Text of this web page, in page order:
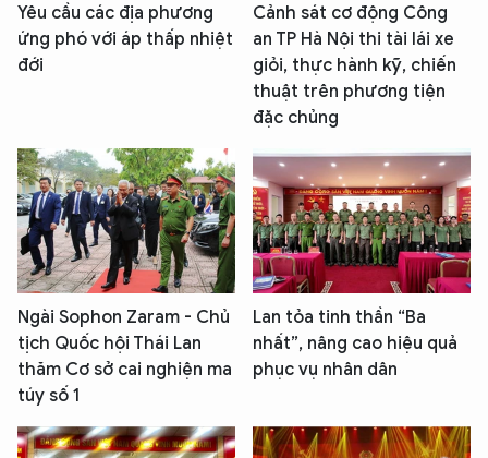
Yêu cầu các địa phương
ứng phó với áp thấp nhiệt
đới
Cảnh sát cơ động Công
an TP Hà Nội thi tài lái xe
giỏi, thực hành kỹ, chiến
thuật trên phương tiện
đặc chủng
Ngài Sophon Zaram - Chủ
tịch Quốc hội Thái Lan
thăm Cơ sở cai nghiện ma
túy số 1
Lan tỏa tinh thần “Ba
nhất”, nâng cao hiệu quả
phục vụ nhân dân